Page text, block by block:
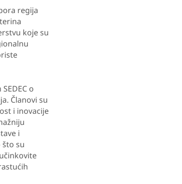
regija
koje su
o
Članovi su
i inovacije
i
su